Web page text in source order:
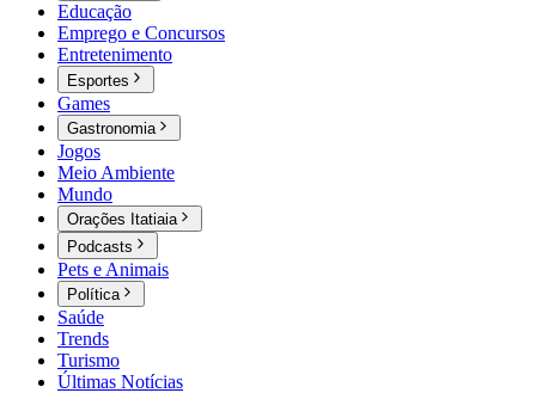
Educação
Emprego e Concursos
Entretenimento
Esportes
Games
Gastronomia
Jogos
Meio Ambiente
Mundo
Orações Itatiaia
Podcasts
Pets e Animais
Política
Saúde
Trends
Turismo
Últimas Notícias